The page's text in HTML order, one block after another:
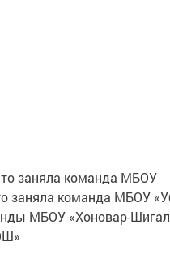
заняла команда МБОУ
заняла команда МБОУ
МБОУ «Хоновар-